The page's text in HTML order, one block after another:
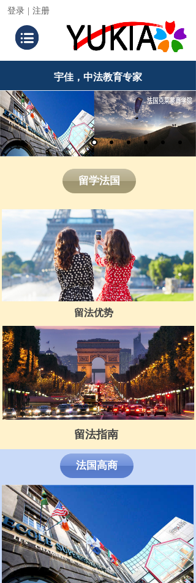
登录 注册
宇佳，中法教育专家
宇佳，中法教育专家
宇佳，中法教育专家
留学法国
留学法国
留学法国
留法优势
留法优势
留法优势
留法指南
留法指南
留法指南
法国高商
法国高商
法国高商